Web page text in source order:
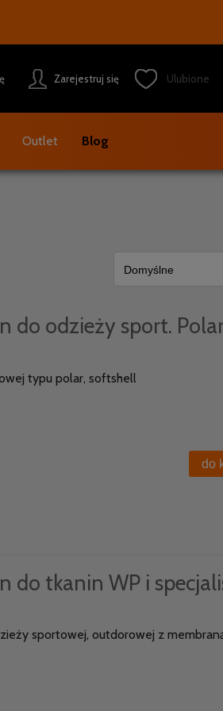
Zarejestruj się
Outlet Blog
do odzieży sport.
typu polar, softshell
do
do tkanin WP i
sportowej, outdorowej z